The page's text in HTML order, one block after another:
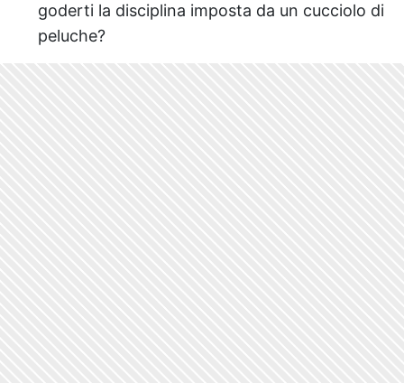
goderti la disciplina imposta da un cucciolo di
peluche?